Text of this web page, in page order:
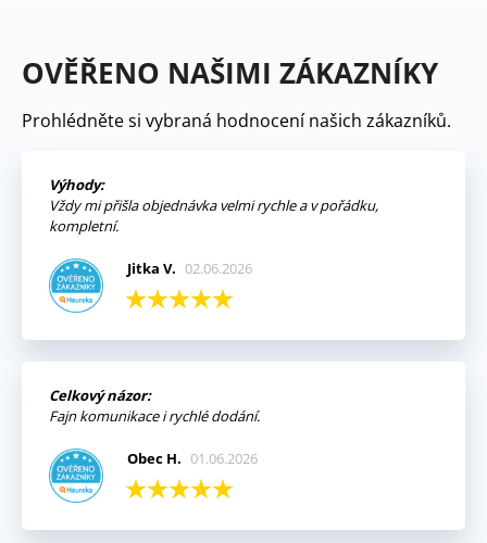
OVĚŘENO NAŠIMI ZÁKAZNÍKY
Prohlédněte si vybraná hodnocení našich zákazníků.
Výhody:
Vždy mi přišla objednávka velmi rychle a v pořádku,
kompletní.
Jitka V. 02.06.2026
Celkový názor:
Fajn komunikace i rychlé dodání.
Obec H. 01.06.2026